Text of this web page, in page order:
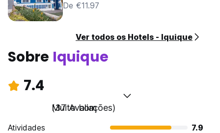
De €11.97
Ver todos os Hotels - Iquique
Sobre Iquique
7.4
Muito bom
(37 Avaliações)
Atividades
7.9